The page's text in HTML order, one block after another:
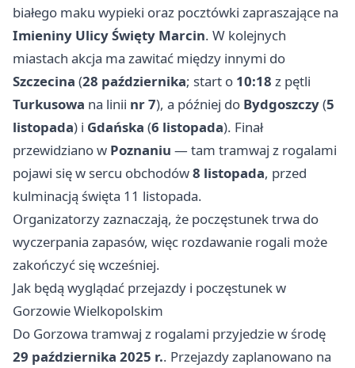
białego maku wypieki oraz pocztówki zapraszające na
Imieniny Ulicy Święty Marcin. W kolejnych
miastach akcja ma zawitać między innymi do
Szczecina (28 października; start o 10:18 z pętli
Turkusowa na linii nr 7), a później do Bydgoszczy(5
listopada) i Gdańska (6 listopada). Finał
przewidziano w Poznaniu — tam tramwaj z rogalami
pojawi się w sercu obchodów8 listopada, przed
kulminacją święta 11 listopada.
Organizatorzy zaznaczają, że poczęstunek trwa do
wyczerpania zapasów, więc rozdawanie rogali może
zakończyć się wcześniej.
Jak będą wyglądać przejazdy i poczęstunek w
Gorzowie Wielkopolskim
Do Gorzowa tramwaj z rogalami przyjedzie w środę
29 października 2025 r.. Przejazdy zaplanowano na